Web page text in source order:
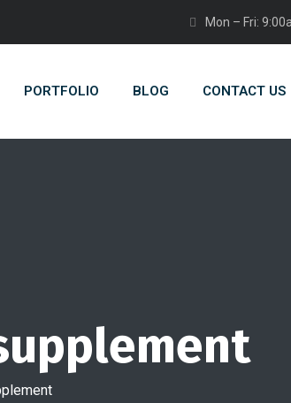
Mon – Fri:
PORTFOLIO BLOG CONTACT US